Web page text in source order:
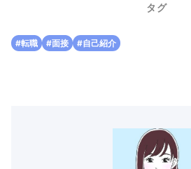
タグ
#転職 #面接 #自己紹介